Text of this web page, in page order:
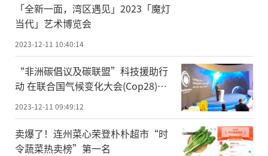
「全新一面，湾区遇见」2023「魔灯
当代」艺术博览会
2023-12-11 10:40:14
“非洲碳倡议及碳联盟”科技援助行
动 在联合国气候变化大会(Cop28)正
2023-12-11 09:49:12
卖爆了！连州菜心荣登朴朴超市“时
令蔬菜热卖榜”第一名